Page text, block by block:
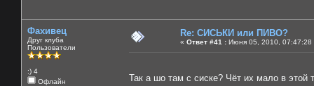
Фахивец
Друг клуба
Пользователи
:) 4
Офлайн
Re: СИСЬКИ или ПИВО?
« Ответ #41 : Июня 05, 2010, 07:47:28
Так а шо там с сиске? Чёт их мало в